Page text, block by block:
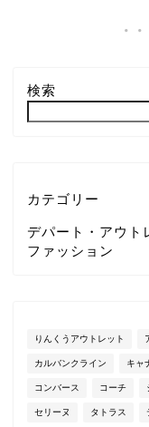
検索
カテゴリー
デパート・アウト
ファッション
りんくうアウトレット
カルバンクライン キャ
コンバース コーチ
セリーヌ タトラス